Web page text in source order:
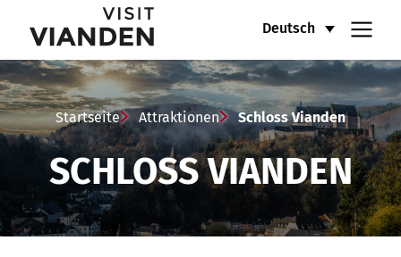
Deutsch
Schloss
Vianden
Hauptnavigationsmenü
Startseite Attraktionen Schloss Vianden
SCHLOSS VIANDEN